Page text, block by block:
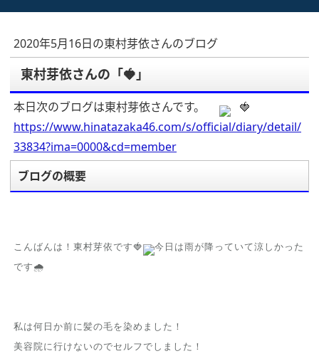
2020年5月16日の東村芽依さんのブログ
東村芽依さんの「🍓」
本日次のブログは東村芽依さんです。
🍓
https://www.hinatazaka46.com/s/official/diary/detail/
33834?ima=0000&cd=member
ブログの概要
こんばんは！東村芽依です🍓 今日は雨が降っていて涼しかった
です🌧
私は何日か前に髪の毛を染めました！
美容院に行けないのでセルフでしました！